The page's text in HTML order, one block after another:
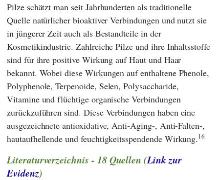
Pilze schätzt man seit Jahrhunderten als traditionelle
Quelle natürlicher bioaktiver Verbindungen und nutzt sie
in jüngerer Zeit auch als Bestandteile in der
Kosmetikindustrie. Zahlreiche Pilze und ihre Inhaltsstoffe
sind für ihre positive Wirkung auf Haut und Haar
bekannt. Wobei diese Wirkungen auf enthaltene Phenole,
Polyphenole, Terpenoide, Selen, Polysaccharide,
Vitamine und flüchtige organische Verbindungen
zurückzuführen sind. Diese Verbindungen haben eine
ausgezeichnete antioxidative, Anti-Aging-, Anti-Falten-,
hautaufhellende und feuchtigkeitsspendende Wirkung.16
Literaturverzeichnis - 18 Quellen (Link zur
Evidenz)